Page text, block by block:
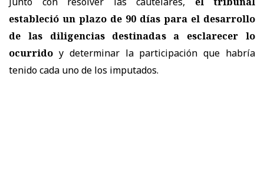
estableció un plazo de 90 días para el desarrollo
de las diligencias destinadas a esclarecer lo
ocurrido y determinar la participación que habría
tenido cada uno de los imputados.